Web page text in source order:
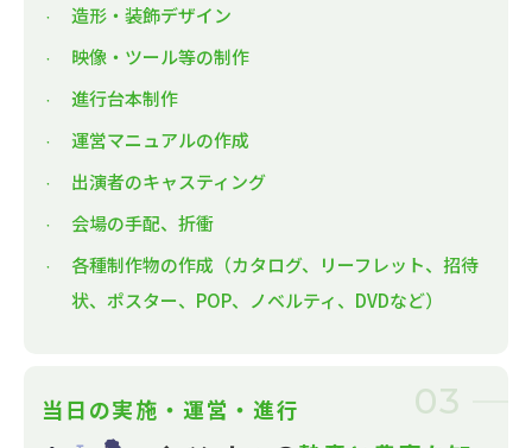
造形・装飾デザイン
映像・ツール等の制作
進行台本制作
運営マニュアルの作成
出演者のキャスティング
会場の手配、折衝
各種制作物の作成（カタログ、リーフレット、招待
状、ポスター、POP、ノベルティ、DVDなど）
03
当日の実施・運営・進行